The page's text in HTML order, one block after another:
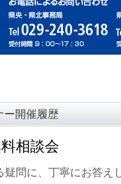
ー開催履歴
料相談会
問に、丁寧にお答え